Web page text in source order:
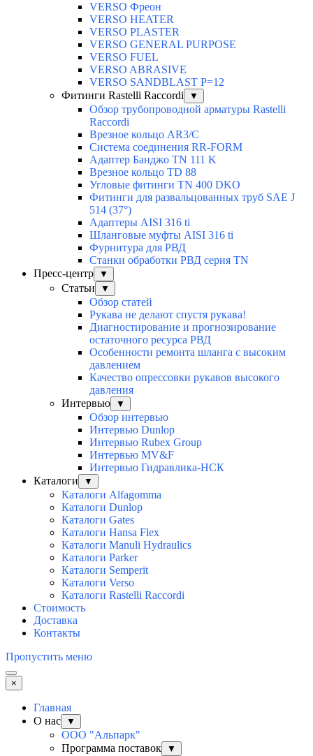
VERSO Фреон
VERSO HEATER
VERSO PLASTER
VERSO GENERAL PURPOSE
VERSO FUEL
VERSO ABRASIVE
VERSO SANDBLAST P=12
Фитинги Rastelli Raccordi
▼
Обзор трубопроводной арматуры Rastelli
Raccordi
Врезное кольцо AR3/C
Система соединения RR-FORM
Адаптер Банджо TN 111 K
Врезное кольцо TD 88
Угловые фитинги TN 400 DKO
Фитинги для развальцованных труб SAE J
514 (37°)
Адаптеры AISI 316 ti
Шланговые муфты AISI 316 ti
Фурнитура для РВД
Станки обработки РВД серия TN
Пресс-центр
▼
Статьи ▼
Обзор статей
Рукава не делают спустя рукава!
Диагностирование и прогнозирование
остаточного ресурса РВД
Особенности ремонта шланга с высоким
давлением
Качество опрессовки рукавов высокого
давления
Интервью
▼
Обзор интервью
Интервью Dunlop
Интервью Rubex Group
Интервью MV&F
Интервью Гидравлика-НСК
Каталоги
▼
Каталоги Alfagomma
Каталоги Dunlop
Каталоги Gates
Каталоги Hansa Flex
Каталоги Manuli Hydraulics
Каталоги Parker
Каталоги Semperit
Каталоги Verso
Каталоги Rastelli Raccordi
Стоимость
Доставка
Контакты
Пропустить меню
×
Главная
О нас
▼
ООО "Альпарк"
Программа поставок
▼